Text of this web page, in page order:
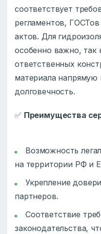
соответствует
регламентов,
актов. Для
особенно важно, так
ответственных
материала напрямую
долговечность.
✅ Преимущества
Возможность
на территории РФ и
Укрепление
партнеров.
Соответствие
законодательства,